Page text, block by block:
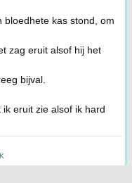
bloedhete kas stond, om
zag eruit alsof hij het
bijval.
eruit zie alsof ik hard